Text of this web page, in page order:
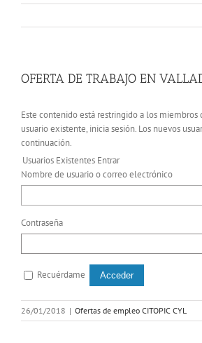
OFERTA DE TRABAJO EN
Este contenido está restringido a los miembros
usuario existente, inicia sesión. Los nuevos
continuación.
Usuarios Existentes Entrar
Nombre de usuario o correo electrónico
Contraseña
Recuérdame
26/01/2018 | Ofertas de empleo CITOPIC CYL